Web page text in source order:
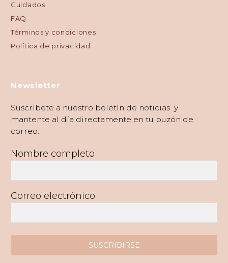
Cuidados
FAQ
Términos y condiciones
Política de privacidad
Newsletter
Suscríbete a nuestro boletín de noticias y
mantente al día directamente en tu buzón de
correo.
Nombre completo
Correo electrónico
SUSCRIBIRSE